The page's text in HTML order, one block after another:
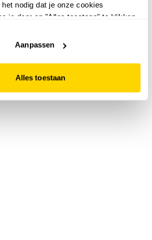
nodig dat je onze cookies
je door op "Alles toestaan" te klikken.
functioneert.
Aanpassen
Alles toestaan